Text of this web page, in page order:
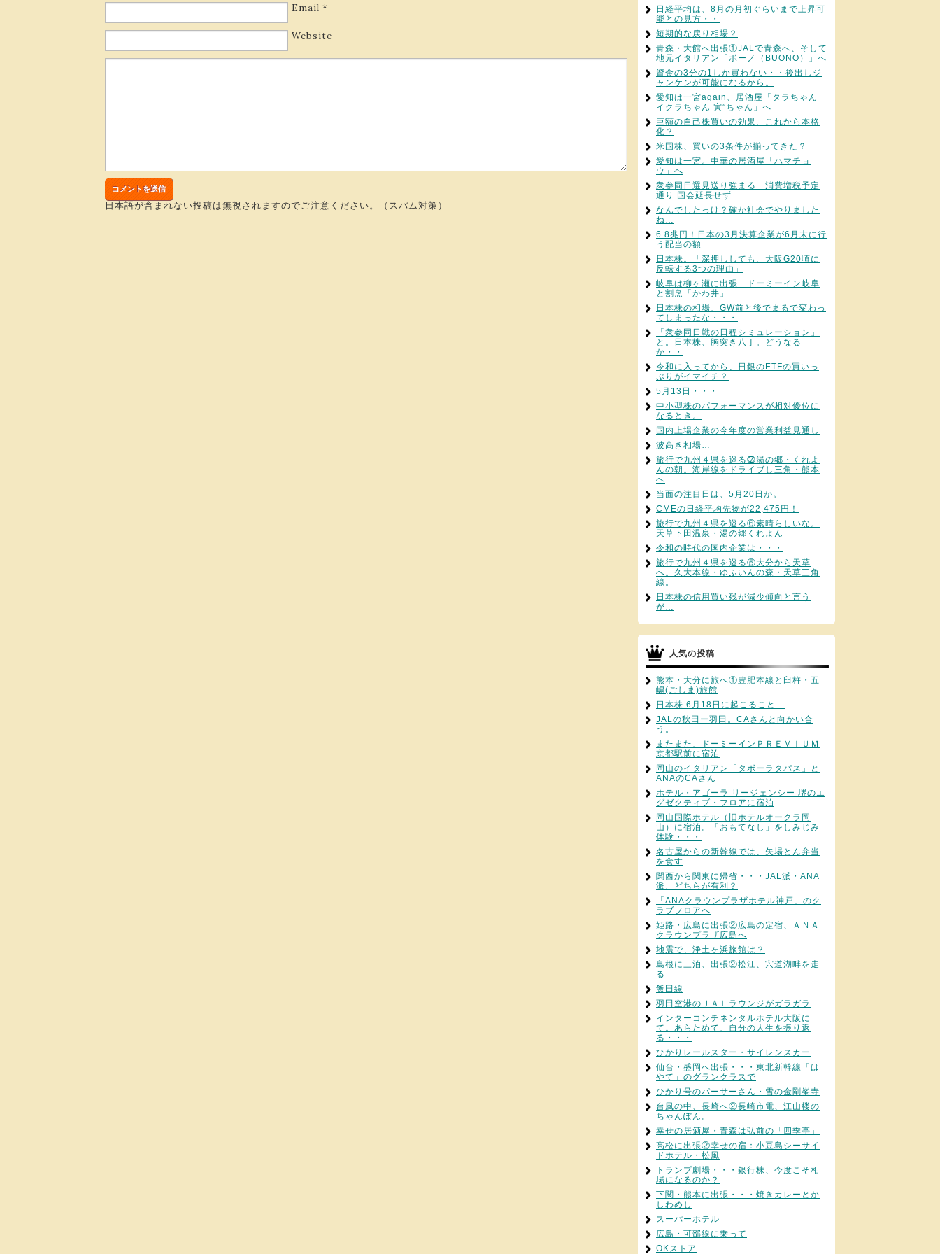
Email *
Website
日本語が含まれない投稿は無視されますのでご注意ください。（スパム対策）
日経平均は、8月の月初ぐらいまで上昇可
能との見方・・
短期的な戻り相場？
青森・大館へ出張①JALで青森へ、そして
地元イタリアン「ボーノ（BUONO）」へ
資金の3分の1しか買わない・・後出しジ
ャンケンが可能になるから。
愛知は一宮again、居酒屋「タラちゃん
イクラちゃん 寅”ちゃん」へ
巨額の自己株買いの効果、これから本格
化？
米国株、買いの3条件が揃ってきた？
愛知は一宮。中華の居酒屋「ハマチョ
ウ」へ
衆参同日選見送り強まる 消費増税予定
通り 国会延長せず
なんでしたっけ？確か社会でやりました
ね…
6.8兆円！日本の3月決算企業が6月末に行
う配当の額
日本株。「深押ししても、大阪G20頃に
反転する3つの理由」
岐阜は柳ヶ瀬に出張…ドーミーイン岐阜
と割烹「かわ井」
日本株の相場、GW前と後でまるで変わっ
てしまったな・・・
「衆参同日戦の日程シミュレーション」
と。日本株、胸突き八丁。どうなる
か・・
令和に入ってから、日銀のETFの買いっ
ぷりがイマイチ？
5月13日・・・
中小型株のパフォーマンスが相対優位に
なるとき。
国内上場企業の今年度の営業利益見通し
波高き相場…
旅行で九州４県を巡る⓻湯の郷・くれよ
んの朝。海岸線をドライブし三角・熊本
へ
当面の注目日は、5月20日か。
CMEの日経平均先物が22,475円！
旅行で九州４県を巡る⑥素晴らしいな。
天草下田温泉・湯の郷くれよん
令和の時代の国内企業は・・・
旅行で九州４県を巡る⑤大分から天草
へ。久大本線・ゆふいんの森・天草三角
線。
日本株の信用買い残が減少傾向と言う
が…
人気の投稿
熊本・大分に旅へ①豊肥本線と臼杵・五
嶋(ごしま)旅館
日本株 6月18日に起こること…
JALの秋田ー羽田。CAさんと向かい合
う。
またまた、ドーミーインＰＲＥＭＩＵＭ
京都駅前に宿泊
岡山のイタリアン「タボーラタパス」と
ANAのCAさん
ホテル・アゴーラ リージェンシー 堺のエ
グゼクティブ・フロアに宿泊
岡山国際ホテル（旧ホテルオークラ岡
山）に宿泊。「おもてなし」をしみじみ
体験・・・
名古屋からの新幹線では、矢場とん弁当
を食す
関西から関東に帰省・・・JAL派・ANA
派、どちらが有利？
「ANAクラウンプラザホテル神戸」のク
ラブフロアへ
姫路・広島に出張②広島の定宿、ＡＮＡ
クラウンプラザ広島へ
地震で、浄土ヶ浜旅館は？
島根に三泊、出張②松江、宍道湖畔を走
る
飯田線
羽田空港のＪＡＬラウンジがガラガラ
インターコンチネンタルホテル大阪に
て。あらためて、自分の人生を振り返
る・・・
ひかりレールスター・サイレンスカー
仙台・盛岡へ出張・・・東北新幹線「は
やて」のグランクラスで
ひかり号のパーサーさん・雪の金剛峯寺
台風の中、長崎へ②長崎市電、江山楼の
ちゃんぽん。
幸せの居酒屋・青森は弘前の「四季亭」
高松に出張②幸せの宿：小豆島シーサイ
ドホテル・松風
トランプ劇場・・・銀行株、今度こそ相
場になるのか？
下関・熊本に出張・・・焼きカレーとか
しわめし
スーパーホテル
広島・可部線に乗って
OKストア